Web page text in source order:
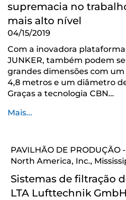
supremacia no
mais alto nível
04/15/2019
Com a inovadora plataforma
JUNKER, também podem
grandes dimensões com
4,8 metros e um diâmetro
Graças a tecnologia CBN…
Mais...
PAVILHÃO DE PRODUÇÃO
North America, Inc.,
Sistemas de filtração
LTA Lufttechnik GmbH